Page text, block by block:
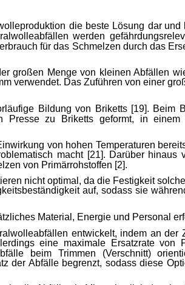
die beste Lösung dar und
werden
für das Schmelzen durch das
großen Menge von kleinen Abfällen
verwendet. Das Zuführen von einer
Bildung von Briketts [19]. Beim
zu Briketts geformt, in
von hohen Temperaturen
macht [21]. Darüber hinaus
von Primärrohstoffen [2].
nicht optimal, da die Festigkeit
auf, sodass sie
Material, Energie und Personal
entwickelt, indem an der
eine maximale Ersatzrate von
beim Trimmen (Verschnitt)
der Abfälle begrenzt, sodass diese